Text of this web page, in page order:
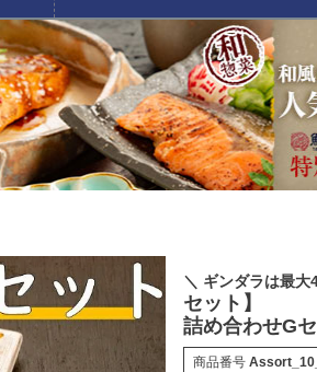
＼ ギンダラは最大
セット】
詰め合わせG
商品番号